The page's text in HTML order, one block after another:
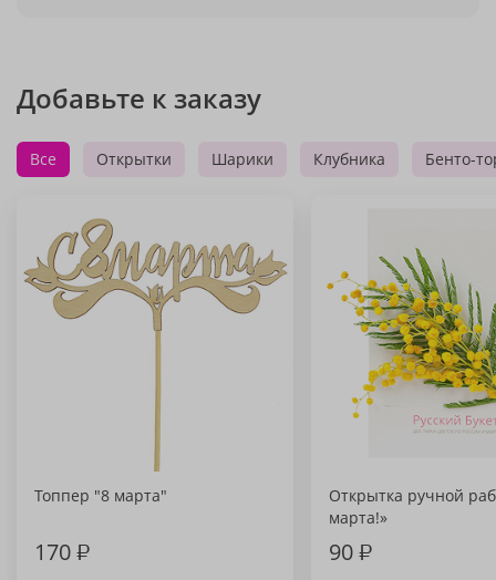
Добавьте к заказу
Все Открытки Шарики Клубника Бенто-
Топпер "8 марта"
170₽
Открытка ручной
марта!»
90₽